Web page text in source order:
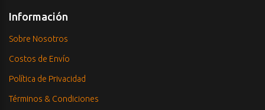
Información
Sobre Nosotros
Costos de Envío
Política de Privacidad
Términos & Condiciones